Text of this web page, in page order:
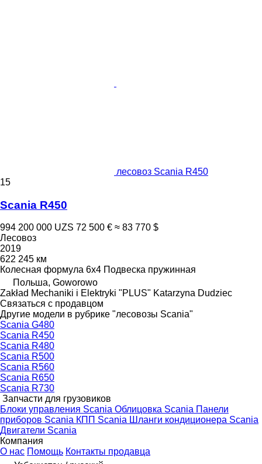
лесовоз Scania R450
15
Scania R450
994 200 000 UZS 72 500 € ≈ 83 770 $
Лесовоз
2019
622 245 км
Колесная формула 6x4 Подвеска пружинная
Польша, Goworowo
Zakład Mechaniki i Elektryki "PLUS" Katarzyna Dudziec
Связаться с продавцом
Другие модели в рубрике "лесовозы Scania"
Scania G480
Scania R450
Scania R480
Scania R500
Scania R560
Scania R650
Scania R730
Запчасти для грузовиков
Блоки управления Scania Облицовка Scania Панели
приборов Scania КПП Scania Шланги кондиционера Scania
Двигатели Scania
Компания
О нас Помощь Контакты продавца